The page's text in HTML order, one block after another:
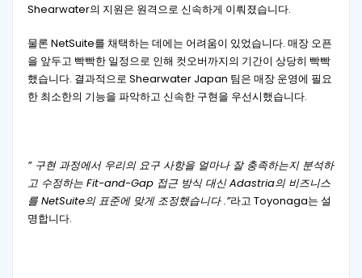
Shearwater의 지원은 원격으로 신속하게 이뤄졌습니다.
물론 NetSuite를 채택하는 데에는 어려움이 있었습니다. 매장 오픈
을 앞두고 빡빡한 일정으로 인해 컷오버까지의 기간이 상당히 빡빡
했습니다. 결과적으로 Shearwater Japan 팀은 매장 운영에 필요
한 최소한의 기능을 파악하고 신속한 구현을 우선시했습니다.
” 구현 과정에서 우리의 요구 사항을 얼마나 잘 충족하는지 분석하
고 수정하는 Fit-and-Gap 접근 방식 대신 Adastria의 비즈니스
를 NetSuite의 표준에 맞게 조정했습니다 .”라고 Toyonaga는 설
명합니다.